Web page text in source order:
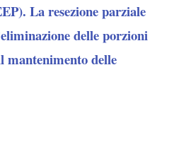
La resezione parziale
delle porzioni
mantenimento delle